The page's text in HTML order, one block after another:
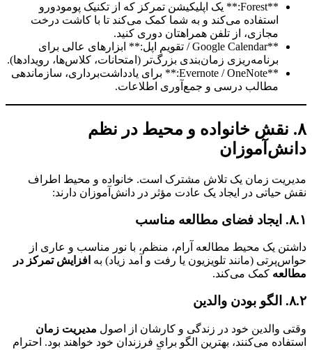
**Forest:** یک اپلیکیشن تمرکز که از تکنیک پومودورو
استفاده می‌کند و به شما کمک می‌کند تا با کاشت درخت
مجازی، از تلفن همراهتان دوری کنید.
**Google Calendar / تقویم اپل:** ابزارهای عالی برای
برنامه‌ریزی زمان‌بندی بزرگ‌تر (امتحانات، کلاس‌ها، رویدادها).
**Evernote / OneNote:** برای یادداشت‌برداری، سازماندهی
مطالب درسی و جمع‌آوری اطلاعات.
نقش خانواده و محیط در نظم
زمان یک تلاش مشترک است. خانواده و محیط اطراف
حیاتی در ایجاد یک عادت مؤثر در دانش‌آموزان دارند:
یک محیط مطالعه آرام، منظم، با نور مناسب و عاری از
(مانند تلویزیون یا رفت و آمد زیاد) بهافزایش تمرکز در
کمک می‌کند.
والدین خود در زندگی و کارشان از اصولمدیریت زمان
می‌کنند، بهترین الگو برای فرزندان خود خواهند بود. احترام